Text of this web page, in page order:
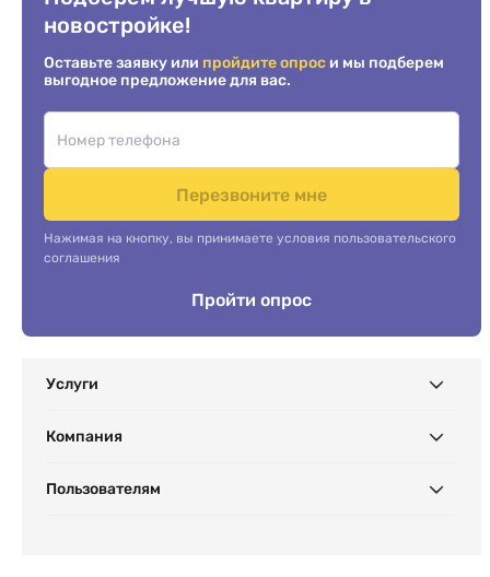
новостройке!
Оставьте заявку или пройдите опрос и мы подберем
выгодное предложение для вас.
Перезвоните мне
Нажимая на кнопку, вы принимаете условия пользовательского
соглашения
Пройти опрос
Услуги
Компания
Пользователям